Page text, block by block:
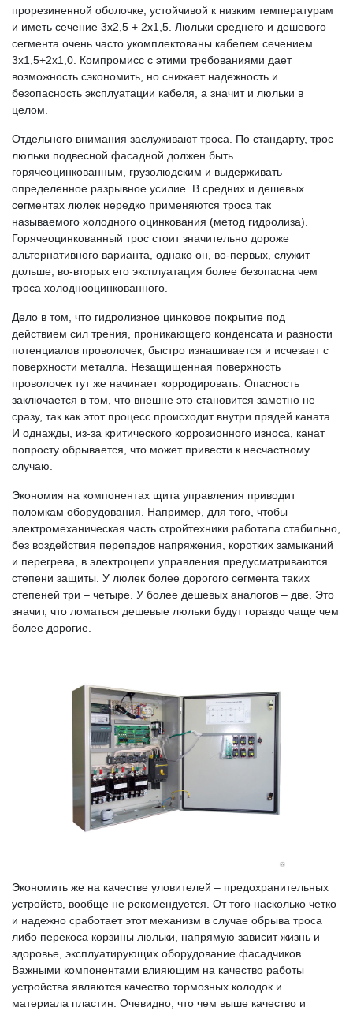
прорезиненной оболочке, устойчивой к низким температурам
и иметь сечение 3х2,5 + 2х1,5. Люльки среднего и дешевого
сегмента очень часто укомплектованы кабелем сечением
3х1,5+2х1,0. Компромисс с этими требованиями дает
возможность сэкономить, но снижает надежность и
безопасность эксплуатации кабеля, а значит и люльки в
целом.
Отдельного внимания заслуживают троса. По стандарту, трос
люльки подвесной фасадной должен быть
горячеоцинкованным, грузолюдским и выдерживать
определенное разрывное усилие. В средних и дешевых
сегментах люлек нередко применяются троса так
называемого холодного оцинкования (метод гидролиза).
Горячеоцинкованный трос стоит значительно дороже
альтернативного варианта, однако он, во-первых, служит
дольше, во-вторых его эксплуатация более безопасна чем
троса холоднооцинкованного.
Дело в том, что гидролизное цинковое покрытие под
действием сил трения, проникающего конденсата и разности
потенциалов проволочек, быстро изнашивается и исчезает с
поверхности металла. Незащищенная поверхность
проволочек тут же начинает корродировать. Опасность
заключается в том, что внешне это становится заметно не
сразу, так как этот процесс происходит внутри прядей каната.
И однажды, из-за критического коррозионного износа, канат
попросту обрывается, что может привести к несчастному
случаю.
Экономия на компонентах щита управления приводит
поломкам оборудования. Например, для того, чтобы
электромеханическая часть стройтехники работала стабильно,
без воздействия перепадов напряжения, коротких замыканий
и перегрева, в электроцепи управления предусматриваются
степени защиты. У люлек более дорогого сегмента таких
степеней три – четыре. У более дешевых аналогов – две. Это
значит, что ломаться дешевые люльки будут гораздо чаще чем
более дорогие.
Экономить же на качестве уловителей – предохранительных
устройств, вообще не рекомендуется. От того насколько четко
и надежно сработает этот механизм в случае обрыва троса
либо перекоса корзины люльки, напрямую зависит жизнь и
здоровье, эксплуатирующих оборудование фасадчиков.
Важными компонентами влияющим на качество работы
устройства являются качество тормозных колодок и
материала пластин. Очевидно, что чем выше качество и